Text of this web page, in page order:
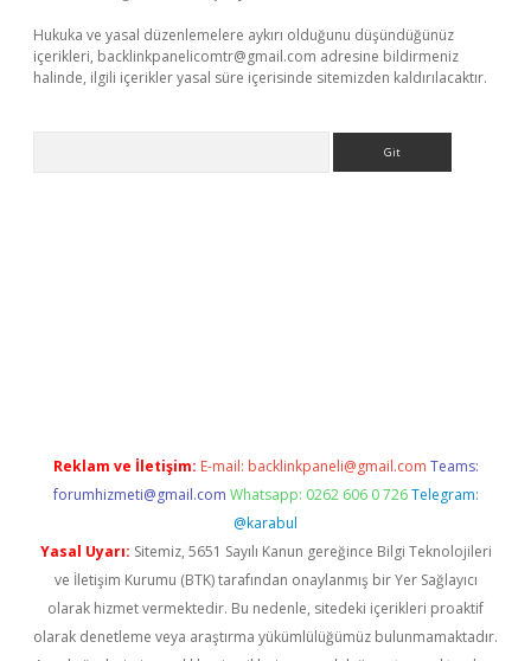
Hukuka ve yasal düzenlemelere aykırı olduğunu düşündüğünüz
içerikleri, backlinkpanelicomtr@gmail.com adresine bildirmeniz
halinde, ilgili içerikler yasal süre içerisinde sitemizden kaldırılacaktır.
Reklam ve İletişim: E-mail: backlinkpaneli@gmail.com Teams:
forumhizmeti@gmail.com Whatsapp: 0262 606 0 726 Telegram:
@karabul
Yasal Uyarı: Sitemiz, 5651 Sayılı Kanun gereğince Bilgi Teknolojileri
ve İletişim Kurumu (BTK) tarafından onaylanmış bir Yer Sağlayıcı
olarak hizmet vermektedir. Bu nedenle, sitedeki içerikleri proaktif
olarak denetleme veya araştırma yükümlülüğümüz bulunmamaktadır.